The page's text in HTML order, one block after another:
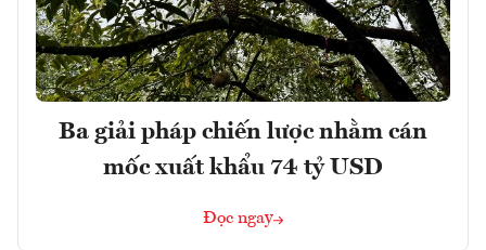
Ba giải pháp chiến lược nhằm cán
mốc xuất khẩu 74 tỷ USD
Đọc ngay